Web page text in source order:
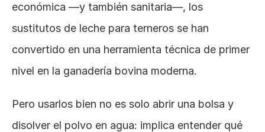
económica —y también sanitaria—, los
sustitutos de leche para terneros se han
convertido en una herramienta técnica de primer
nivel en la ganadería bovina moderna.
Pero usarlos bien no es solo abrir una bolsa y
disolver el polvo en agua: implica entender qué